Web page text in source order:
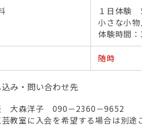
１日体験
小さな小
体験時間
随時
み・問い合わせ先
大森洋子 090－2360－9652
教室に入会を希望する場合は別途